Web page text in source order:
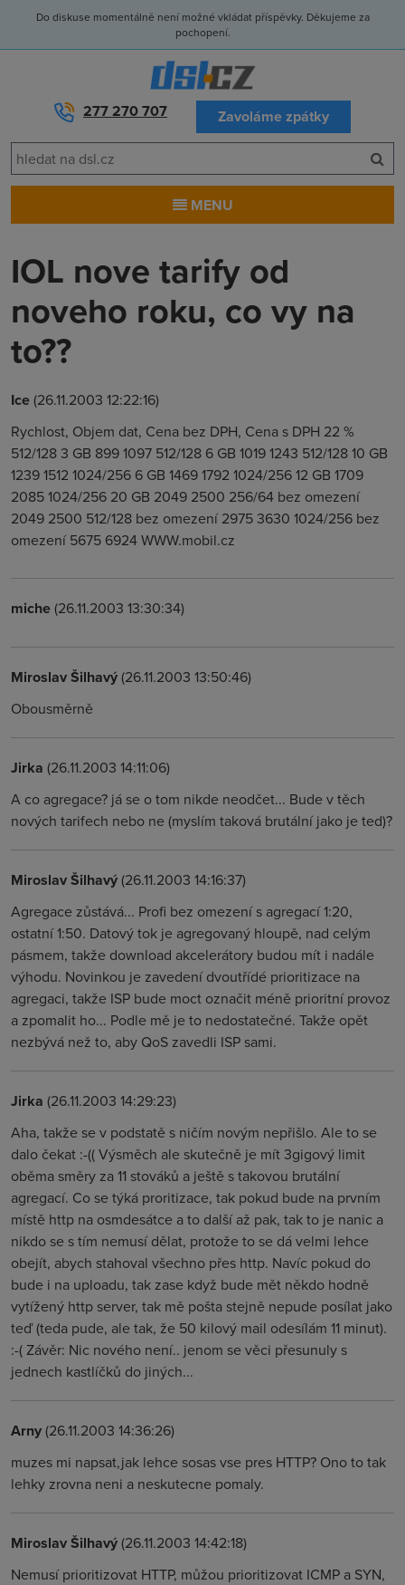
Do diskuse momentálně není možné vkládat příspěvky. Děkujeme za
pochopení.
277 270 707 Zavoláme zpátky
MENU
IOL nove tarify od
noveho roku, co vy na
to??
Ice(26.11.2003 12:22:16)
Rychlost, Objem dat, Cena bez DPH, Cena s DPH 22 %
512/128 3 GB 899 1097 512/128 6 GB 1019 1243 512/128 10 GB
1239 1512 1024/256 6 GB 1469 1792 1024/256 12 GB 1709
2085 1024/256 20 GB 2049 2500 256/64 bez omezení
2049 2500 512/128 bez omezení 2975 3630 1024/256 bez
omezení 5675 6924 WWW.mobil.cz
miche(26.11.2003 13:30:34)
Miroslav Šilhavý(26.11.2003 13:50:46)
Obousměrně
Jirka (26.11.2003 14:11:06)
A co agregace? já se o tom nikde neodčet... Bude v těch
nových tarifech nebo ne (myslím taková brutální jako je ted)?
Miroslav Šilhavý(26.11.2003 14:16:37)
Agregace zůstává... Profi bez omezení s agregací 1:20,
ostatní 1:50. Datový tok je agregovaný hloupě, nad celým
pásmem, takže download akcelerátory budou mít i nadále
výhodu. Novinkou je zavedení dvoutřídé prioritizace na
agregaci, takže ISP bude moct označit méně prioritní provoz
a zpomalit ho... Podle mě je to nedostatečné. Takže opět
nezbývá než to, aby QoS zavedli ISP sami.
Jirka (26.11.2003 14:29:23)
Aha, takže se v podstatě s ničím novým nepřišlo. Ale to se
dalo čekat :-(( Výsměch ale skutečně je mít 3gigový limit
oběma směry za 11 stováků a ještě s takovou brutální
agregací. Co se týká proritizace, tak pokud bude na prvním
místě http na osmdesátce a to další až pak, tak to je nanic a
nikdo se s tím nemusí dělat, protože to se dá velmi lehce
obejít, abych stahoval všechno přes http. Navíc pokud do
bude i na uploadu, tak zase když bude mět někdo hodně
vytížený http server, tak mě pošta stejně nepude posílat jako
teď (teda pude, ale tak, že 50 kilový mail odesílám 11 minut).
:-( Závěr: Nic nového není.. jenom se věci přesunuly s
jednech kastlíčků do jiných...
Arny(26.11.2003 14:36:26)
muzes mi napsat,jak lehce sosas vse pres HTTP? Ono to tak
lehky zrovna neni a neskutecne pomaly.
Miroslav Šilhavý(26.11.2003 14:42:18)
Nemusí prioritizovat HTTP, můžou prioritizovat ICMP a SYN,